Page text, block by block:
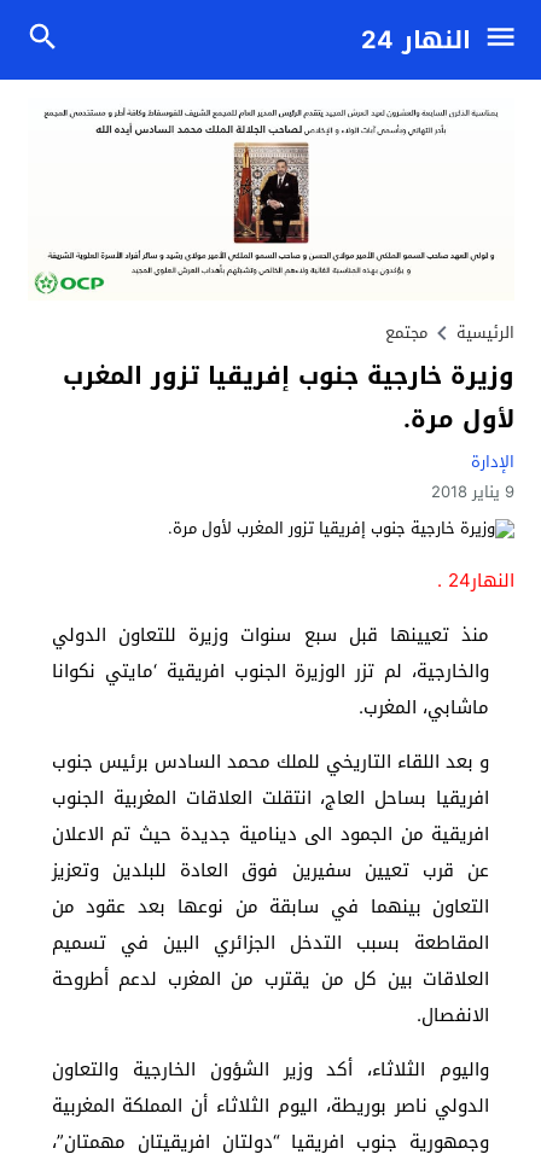
النهار 24
الرئيسية مجتمع
وزيرة خارجية جنوب إفريقيا تزور المغرب
لأول مرة.
الإدارة
9 يناير 2018
النهار24 .
منذ تعيينها قبل سبع سنوات وزيرة للتعاون الدولي
والخارجية، لم تزر الوزيرة الجنوب افريقية ‘مايتي نكوانا
ماشابي، المغرب.
و بعد اللقاء التاريخي للملك محمد السادس برئيس جنوب
افريقيا بساحل العاج، انتقلت العلاقات المغربية الجنوب
افريقية من الجمود الى دينامية جديدة حيث تم الاعلان
عن قرب تعيين سفيرين فوق العادة للبلدين وتعزيز
التعاون بينهما في سابقة من نوعها بعد عقود من
المقاطعة بسبب التدخل الجزائري البين في تسميم
العلاقات بين كل من يقترب من المغرب لدعم أطروحة
الانفصال.
واليوم الثلاثاء، أكد وزير الشؤون الخارجية والتعاون
الدولي ناصر بوريطة، اليوم الثلاثاء أن المملكة المغربية
وجمهورية جنوب افريقيا “دولتان افريقيتان مهمتان”،